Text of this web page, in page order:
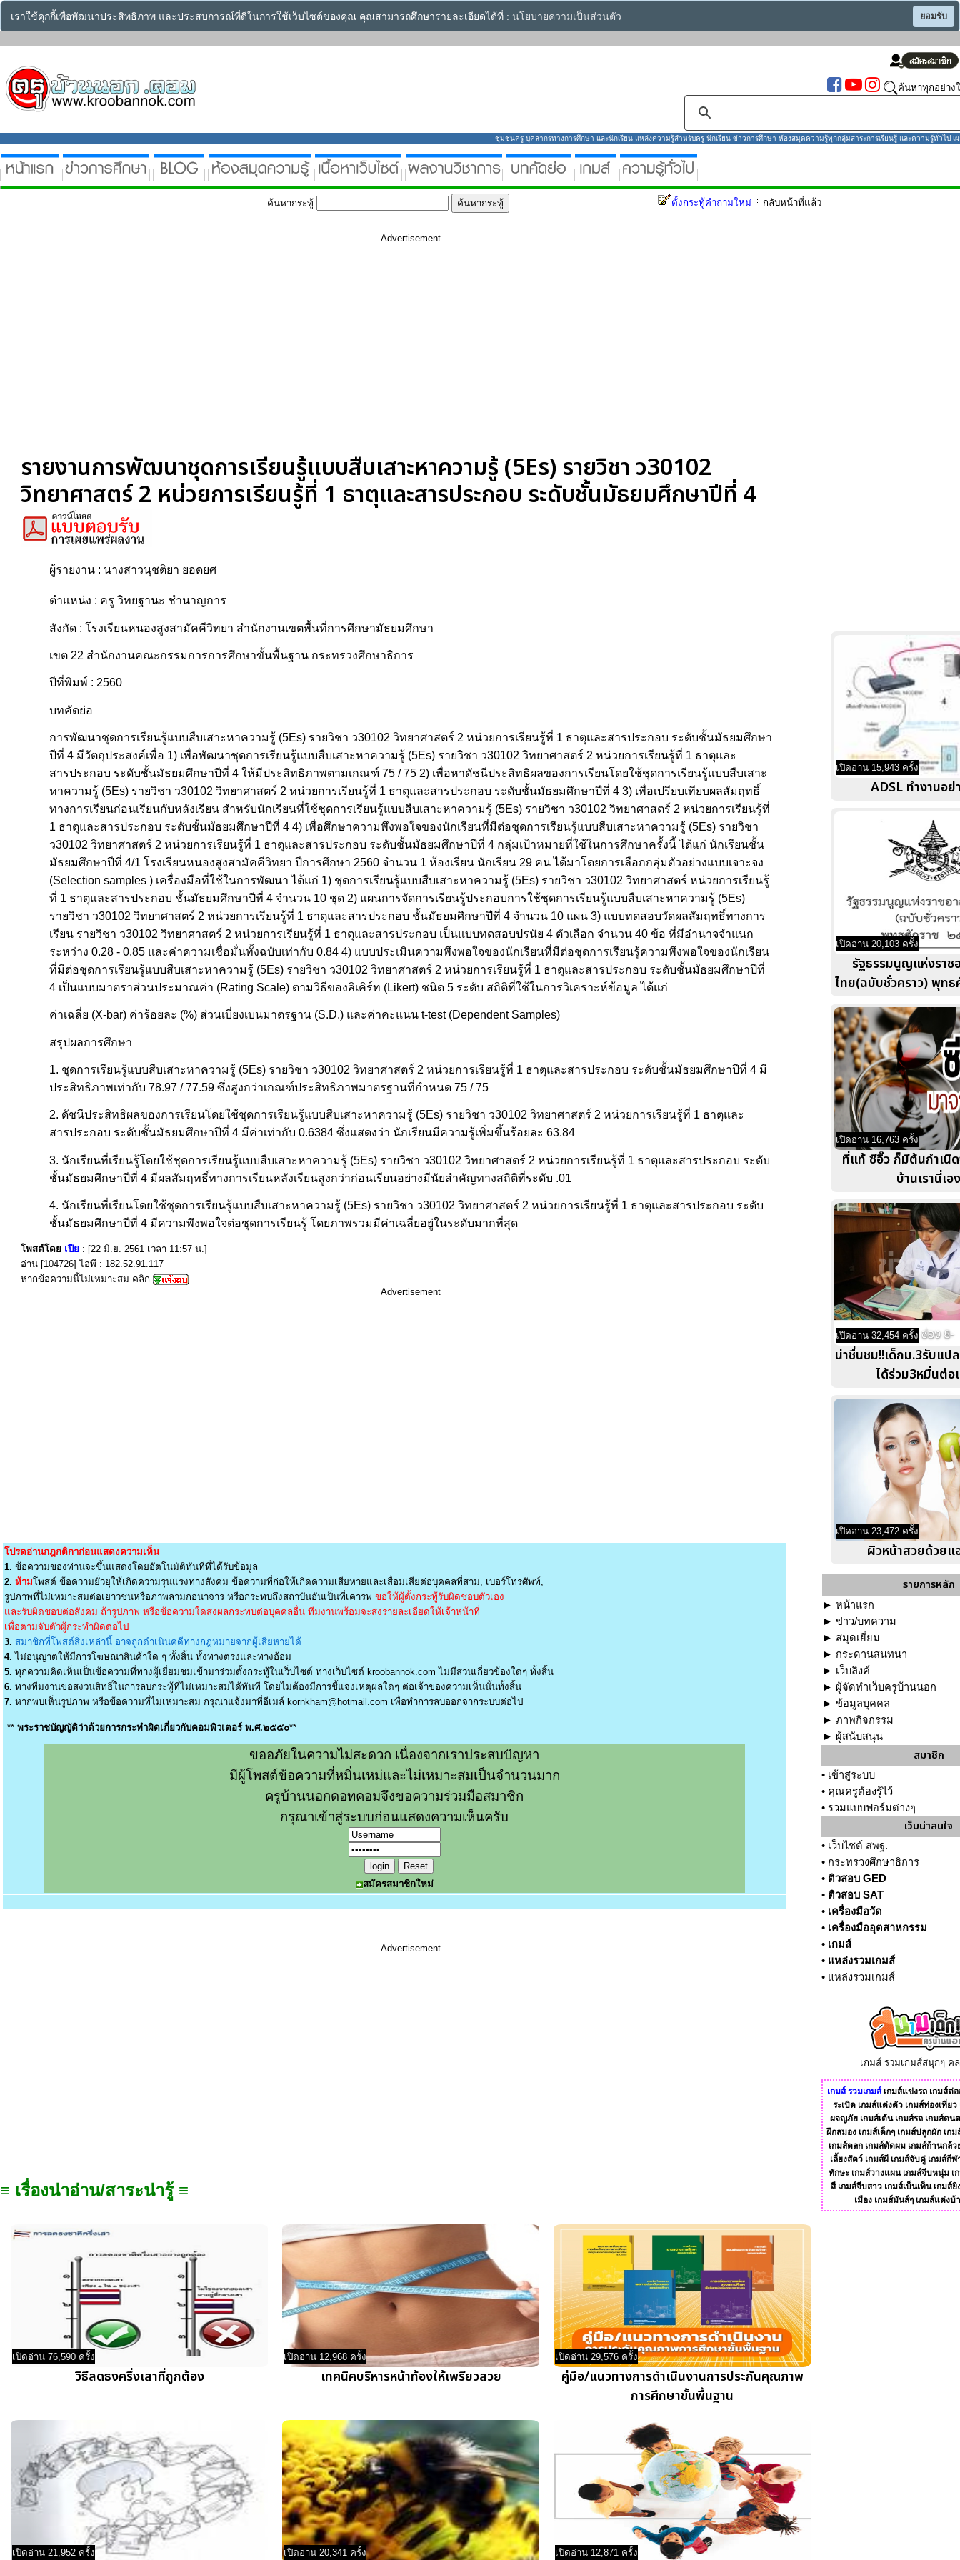
เราใช้คุกกี้เพื่อพัฒนาประสิทธิภาพ และประสบการณ์ที่ดีในการใช้เว็บไซต์ของคุณ คุณสามารถศึกษารายละเอียดได้ที่ : นโยบายความเป็นส่วนตัว ยอมรับ
ค้นหาทุกอย่าง
ชุมชนครู บุคลากรทางการศึกษา และนักเรียน แหล่งความรู้สำหรับครู นักเรียน ข่าวการศึกษา ห้องสมุดความรู้ทุกกลุ่มสาระการเรียนรู้ และความรู้ทั่วไป เ
ค้นหากระทู้ ตั้งกระทู้คำถามใหม่ กลับหน้าที่แล้ว
Advertisement
รายงานการพัฒนาชุดการเรียนรู้แบบสืบเสาะหาความรู้ (5Es) รายวิชา ว30102
วิทยาศาสตร์ 2 หน่วยการเรียนรู้ที่ 1 ธาตุและสารประกอบ ระดับชั้นมัธยมศึกษาปีที่ 4
ผู้รายงาน : นางสาวนุชติยา ยอดยศ
ตำแหน่ง : ครู วิทยฐานะ ชำนาญการ
สังกัด : โรงเรียนหนองสูงสามัคคีวิทยา สำนักงานเขตพื้นที่การศึกษามัธยมศึกษา
เขต 22 สำนักงานคณะกรรมการการศึกษาขั้นพื้นฐาน กระทรวงศึกษาธิการ
ปีที่พิมพ์ : 2560
บทคัดย่อ
การพัฒนาชุดการเรียนรู้แบบสืบเสาะหาความรู้ (5Es) รายวิชา ว30102 วิทยาศาสตร์ 2 หน่วยการเรียนรู้ที่ 1 ธาตุและสารประกอบ ระดับชั้นมัธยมศึกษา
ปีที่ 4 มีวัตถุประสงค์เพื่อ 1) เพื่อพัฒนาชุดการเรียนรู้แบบสืบเสาะหาความรู้ (5Es) รายวิชา ว30102 วิทยาศาสตร์ 2 หน่วยการเรียนรู้ที่ 1 ธาตุและ
สารประกอบ ระดับชั้นมัธยมศึกษาปีที่ 4 ให้มีประสิทธิภาพตามเกณฑ์ 75 / 75 2) เพื่อหาดัชนีประสิทธิผลของการเรียนโดยใช้ชุดการเรียนรู้แบบสืบเสาะ
หาความรู้ (5Es) รายวิชา ว30102 วิทยาศาสตร์ 2 หน่วยการเรียนรู้ที่ 1 ธาตุและสารประกอบ ระดับชั้นมัธยมศึกษาปีที่ 4 3) เพื่อเปรียบเทียบผลสัมฤทธิ์
ทางการเรียนก่อนเรียนกับหลังเรียน สำหรับนักเรียนที่ใช้ชุดการเรียนรู้แบบสืบเสาะหาความรู้ (5Es) รายวิชา ว30102 วิทยาศาสตร์ 2 หน่วยการเรียนรู้ที่
1 ธาตุและสารประกอบ ระดับชั้นมัธยมศึกษาปีที่ 4 4) เพื่อศึกษาความพึงพอใจของนักเรียนที่มีต่อชุดการเรียนรู้แบบสืบเสาะหาความรู้ (5Es) รายวิชา
ว30102 วิทยาศาสตร์ 2 หน่วยการเรียนรู้ที่ 1 ธาตุและสารประกอบ ระดับชั้นมัธยมศึกษาปีที่ 4 กลุ่มเป้าหมายที่ใช้ในการศึกษาครั้งนี้ ได้แก่ นักเรียนชั้น
มัธยมศึกษาปีที่ 4/1 โรงเรียนหนองสูงสามัคคีวิทยา ปีการศึกษา 2560 จำนวน 1 ห้องเรียน นักเรียน 29 คน ได้มาโดยการเลือกกลุ่มตัวอย่างแบบเจาะจง
(Selection samples ) เครื่องมือที่ใช้ในการพัฒนา ได้แก่ 1) ชุดการเรียนรู้แบบสืบเสาะหาความรู้ (5Es) รายวิชา ว30102 วิทยาศาสตร์ หน่วยการเรียนรู้
ที่ 1 ธาตุและสารประกอบ ชั้นมัธยมศึกษาปีที่ 4 จำนวน 10 ชุด 2) แผนการจัดการเรียนรู้ประกอบการใช้ชุดการเรียนรู้แบบสืบเสาะหาความรู้ (5Es)
รายวิชา ว30102 วิทยาศาสตร์ 2 หน่วยการเรียนรู้ที่ 1 ธาตุและสารประกอบ ชั้นมัธยมศึกษาปีที่ 4 จำนวน 10 แผน 3) แบบทดสอบวัดผลสัมฤทธิ์ทางการ
เรียน รายวิชา ว30102 วิทยาศาสตร์ 2 หน่วยการเรียนรู้ที่ 1 ธาตุและสารประกอบ เป็นแบบทดสอบปรนัย 4 ตัวเลือก จำนวน 40 ข้อ ที่มีอำนาจจำแนก
ระหว่าง 0.28 - 0.85 และค่าความเชื่อมั่นทั้งฉบับเท่ากับ 0.84 4) แบบประเมินความพึงพอใจของนักเรียนที่มีต่อชุดการเรียนรู้ความพึงพอใจของนักเรียน
ที่มีต่อชุดการเรียนรู้แบบสืบเสาะหาความรู้ (5Es) รายวิชา ว30102 วิทยาศาสตร์ 2 หน่วยการเรียนรู้ที่ 1 ธาตุและสารประกอบ ระดับชั้นมัธยมศึกษาปีที่
4 เป็นแบบมาตราส่วนประมาณค่า (Rating Scale) ตามวิธีของลิเคิร์ท (Likert) ชนิด 5 ระดับ สถิติที่ใช้ในการวิเคราะห์ข้อมูล ได้แก่
ค่าเฉลี่ย (X-bar) ค่าร้อยละ (%) ส่วนเบี่ยงเบนมาตรฐาน (S.D.) และค่าคะแนน t-test (Dependent Samples)
สรุปผลการศึกษา
1. ชุดการเรียนรู้แบบสืบเสาะหาความรู้ (5Es) รายวิชา ว30102 วิทยาศาสตร์ 2 หน่วยการเรียนรู้ที่ 1 ธาตุและสารประกอบ ระดับชั้นมัธยมศึกษาปีที่ 4 มี
ประสิทธิภาพเท่ากับ 78.97 / 77.59 ซึ่งสูงกว่าเกณฑ์ประสิทธิภาพมาตรฐานที่กำหนด 75 / 75
2. ดัชนีประสิทธิผลของการเรียนโดยใช้ชุดการเรียนรู้แบบสืบเสาะหาความรู้ (5Es) รายวิชา ว30102 วิทยาศาสตร์ 2 หน่วยการเรียนรู้ที่ 1 ธาตุและ
สารประกอบ ระดับชั้นมัธยมศึกษาปีที่ 4 มีค่าเท่ากับ 0.6384 ซึ่งแสดงว่า นักเรียนมีความรู้เพิ่มขึ้นร้อยละ 63.84
3. นักเรียนที่เรียนรู้โดยใช้ชุดการเรียนรู้แบบสืบเสาะหาความรู้ (5Es) รายวิชา ว30102 วิทยาศาสตร์ 2 หน่วยการเรียนรู้ที่ 1 ธาตุและสารประกอบ ระดับ
ชั้นมัธยมศึกษาปีที่ 4 มีผลสัมฤทธิ์ทางการเรียนหลังเรียนสูงกว่าก่อนเรียนอย่างมีนัยสำคัญทางสถิติที่ระดับ .01
4. นักเรียนที่เรียนโดยใช้ชุดการเรียนรู้แบบสืบเสาะหาความรู้ (5Es) รายวิชา ว30102 วิทยาศาสตร์ 2 หน่วยการเรียนรู้ที่ 1 ธาตุและสารประกอบ ระดับ
ชั้นมัธยมศึกษาปีที่ 4 มีความพึงพอใจต่อชุดการเรียนรู้ โดยภาพรวมมีค่าเฉลี่ยอยู่ในระดับมากที่สุด
โพสต์โดย เปีย : [22 มิ.ย. 2561 เวลา 11:57 น.]
อ่าน [104726] ไอพี : 182.52.91.117
หากข้อความนี้ไม่เหมาะสม คลิก
Advertisement
โปรดอ่านกฎกติกาก่อนแสดงความเห็น
1. ข้อความของท่านจะขึ้นแสดงโดยอัตโนมัติทันทีที่ได้รับข้อมูล
2. ห้ามโพสต์ ข้อความยั่วยุให้เกิดความรุนแรงทางสังคม ข้อความที่ก่อให้เกิดความเสียหายและเสื่อมเสียต่อบุคคลที่สาม, เบอร์โทรศัพท์,
รูปภาพที่ไม่เหมาะสมต่อเยาวชนหรือภาพลามกอนาจาร หรือกระทบถึงสถาบันอันเป็นที่เคารพ ขอให้ผู้ตั้งกระทู้รับผิดชอบตัวเอง
และรับผิดชอบต่อสังคม ถ้ารูปภาพ หรือข้อความใดส่งผลกระทบต่อบุคคลอื่น ทีมงานพร้อมจะส่งรายละเอียดให้เจ้าหน้าที่
เพื่อตามจับตัวผู้กระทำผิดต่อไป
3. สมาชิกที่โพสต์สิ่งเหล่านี้ อาจถูกดำเนินคดีทางกฎหมายจากผู้เสียหายได้
4. ไม่อนุญาตให้มีการโฆษณาสินค้าใด ๆ ทั้งสิ้น ทั้งทางตรงและทางอ้อม
5. ทุกความคิดเห็นเป็นข้อความที่ทางผู้เยี่ยมชมเข้ามาร่วมตั้งกระทู้ในเว็บไซต์ ทางเว็บไซต์ kroobannok.com ไม่มีส่วนเกี่ยวข้องใดๆ ทั้งสิ้น
6. ทางทีมงานขอสงวนสิทธิ์ในการลบกระทู้ที่ไม่เหมาะสมได้ทันที โดยไม่ต้องมีการชี้แจงเหตุผลใดๆ ต่อเจ้าของความเห็นนั้นทั้งสิ้น
7. หากพบเห็นรูปภาพ หรือข้อความที่ไม่เหมาะสม กรุณาแจ้งมาที่อีเมล์ kornkham@hotmail.com เพื่อทำการลบออกจากระบบต่อไป
** พระราชบัญญัติว่าด้วยการกระทำผิดเกี่ยวกับคอมพิวเตอร์ พ.ศ.๒๕๕๐**
ขออภัยในความไม่สะดวก เนื่องจากเราประสบปัญหา
มีผู้โพสต์ข้อความที่หมิ่นเหม่และไม่เหมาะสมเป็นจำนวนมาก
ครูบ้านนอกดอทคอมจึงขอความร่วมมือสมาชิก
กรุณาเข้าสู่ระบบก่อนแสดงความเห็นครับ
สมัครสมาชิกใหม่
Advertisement
≡ เรื่องน่าอ่าน/สาระน่ารู้ ≡
เปิดอ่าน 76,590 ครั้ง
วิธีลดธงครึ่งเสาที่ถูกต้อง
เปิดอ่าน 12,968 ครั้ง
เทคนิคบริหารหน้าท้องให้เพรียวสวย
เปิดอ่าน 29,576 ครั้ง
คู่มือ/แนวทางการดำเนินงานการประกันคุณภาพ
การศึกษาขั้นพื้นฐาน
เปิดอ่าน 21,952 ครั้ง เปิดอ่าน 20,341 ครั้ง เปิดอ่าน 12,871 ครั้ง
เปิดอ่าน 15,943 ครั้ง
ADSL ทำงานอย่
เปิดอ่าน 20,103 ครั้ง
รัฐธรรมนูญแห่งราช
ไทย(ฉบับชั่วคราว) พุทธ
เปิดอ่าน 16,763 ครั้ง
ที่แท้ ซีอิ๊ว ก็มีต้นกำเนิ
บ้านเรานี่เอง
เปิดอ่าน 32,454 ครั้ง
น่าชื่นชม!!เด็กม.3รับแป
ได้ร่วม3หมื่นต่อ
เปิดอ่าน 23,472 ครั้ง
ผิวหน้าสวยด้วยแ
รายการหลัก
► หน้าแรก
► ข่าว/บทความ
► สมุดเยี่ยม
► กระดานสนทนา
► เว็บลิงค์
► ผู้จัดทำเว็บครูบ้านนอก
► ข้อมูลบุคคล
► ภาพกิจกรรม
► ผู้สนับสนุน
สมาชิก
• เข้าสู่ระบบ
• คุณครูต้องรู้ไว้
• รวมแบบฟอร์มต่างๆ
เว็บน่าสนใจ
• เว็บไซต์ สพฐ.
• กระทรวงศึกษาธิการ
• ติวสอบ GED
• ติวสอบ SAT
• เครื่องมือวัด
• เครื่องมืออุตสาหกรรม
• เกมส์
• แหล่งรวมเกมส์
• แหล่งรวมเกมส์
เกมส์ รวมเกมส์สนุกๆ ค
เกมส์ รวมเกมส์ เกมส์แข่งรถ เกมส์ต่อ
ระเบิด เกมส์แต่งตัว เกมส์ท่องเที่ยว
ผจญภัย เกมส์เต้น เกมส์รถ เกมส์ดน
ฝึกสมอง เกมส์เด็กๆ เกมส์ปลูกผัก เก
เกมส์ตลก เกมส์ตัดผม เกมส์ก้านกล้ว
เลี้ยงสัตว์ เกมส์ผี เกมส์จับคู่ เกมส์กีฬ
ทักษะ เกมส์วางแผน เกมส์จีบหนุ่ม เ
สี เกมส์จีบสาว เกมส์เบ็นเท็น เกมส์ยิ
เมือง เกมส์มันส์ๆ เกมส์แต่งบ้